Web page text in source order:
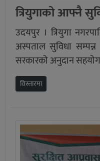
त्रियुगाको आफ्नै
उदयपुर । त्रियुगा
अस्पताल सुविधा
सरकारको अनुदान
विस्तारमा